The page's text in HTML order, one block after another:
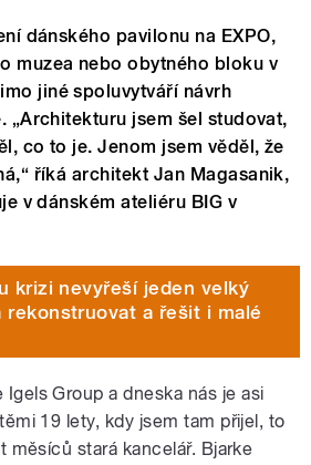
dánského pavilonu na EXPO,
muzea nebo obytného bloku v
jiné spoluvytváří návrh
„Architekturu jsem šel studovat,
co to je. Jenom jsem věděl, že
říká architekt Jan Magasanik,
v dánském ateliéru BIG v
krizi nevyřeší jeden velký
rekonstruovat a řešit i malé
Igels Group a dneska nás je asi
19 lety, kdy jsem tam přijel, to
měsíců stará kancelář. Bjarke